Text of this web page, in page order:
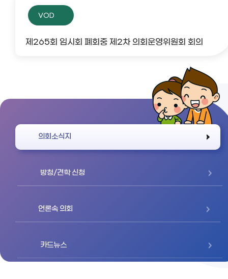
VOD
제265회 임시회 폐회중 제2차 의회운영위원회 회의
의회소식지
방청/견학 신청
언론속 의회
카드뉴스